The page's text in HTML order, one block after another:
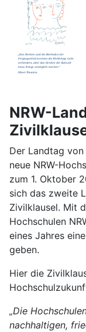
NRW-
Der Landtag von
neue NRW-
zum 1. Oktober
sich das zweite
Zivilklausel. Mit
Hochschulen
eines Jahres
geben.
Hier die
„Die
nachhaltigen,